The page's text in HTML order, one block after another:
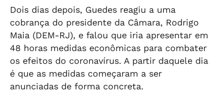
Dois dias depois, Guedes reagiu a uma
cobrança do presidente da Câmara, Rodrigo
Maia (DEM-RJ), e falou que iria apresentar em
48 horas medidas econômicas para combater
os efeitos do coronavírus. A partir daquele dia
é que as medidas começaram a ser
anunciadas de forma concreta.